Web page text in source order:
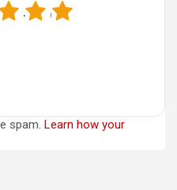
5
4
spam. Learn how your